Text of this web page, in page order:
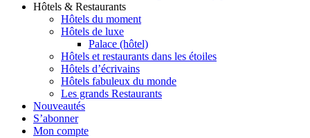
Hôtels & Restaurants
Hôtels du moment
Hôtels de luxe
Palace (hôtel)
Hôtels et restaurants dans les étoiles
Hôtels d’écrivains
Hôtels fabuleux du monde
Les grands Restaurants
Nouveautés
S’abonner
Mon compte